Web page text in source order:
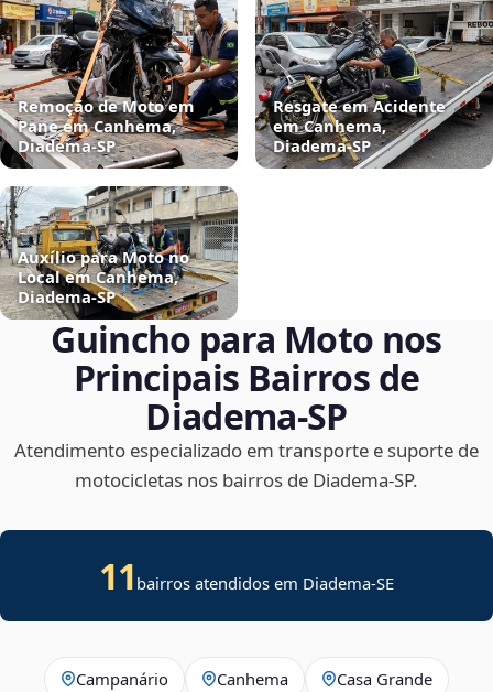
Remoção de Moto em
Pane em Canhema,
Diadema‑SP
Resgate em Acidente
em Canhema,
Diadema‑SP
Auxílio para Moto no
Local em Canhema,
Diadema‑SP
Guincho para Moto nos
Principais Bairros de
Diadema‑SP
Atendimento especializado em transporte e suporte de
motocicletas nos bairros de Diadema‑SP.
11 bairros atendidos em Diadema-SE
Campanário Canhema Casa Grande